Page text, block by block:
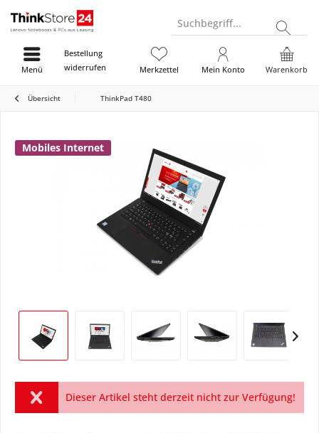
Suchbegriff...
Bestellung
widerrufen
Warenkorb
Merkzettel Mein Konto
Menü
Übersicht ThinkPad T480
Mobiles Internet
Dieser Artikel steht derzeit nicht zur Verfügung!